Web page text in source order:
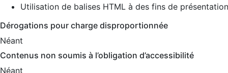
Utilisation de balises HTML à des fins de
Dérogations pour charge disproportionnée
Néant
Contenus non soumis à l’obligation d’accessibilité
Néant